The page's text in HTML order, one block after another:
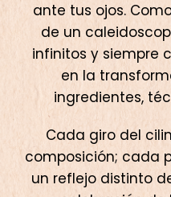
ante tus ojos.
de un
infinitos y siempre
en la
ingredientes,
Cada giro del
composición; cada
un reflejo distinto